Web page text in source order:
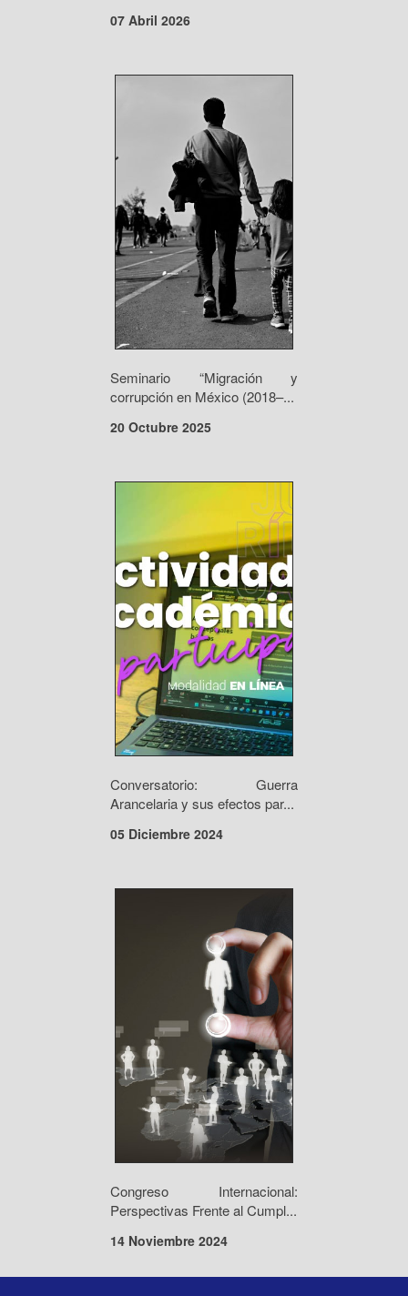
07 Abril 2026
Seminario “Migración y
corrupción en México (2018–...
20 Octubre 2025
Conversatorio: Guerra
Arancelaria y sus efectos par...
05 Diciembre 2024
Congreso Internacional:
Perspectivas Frente al Cumpl...
14 Noviembre 2024